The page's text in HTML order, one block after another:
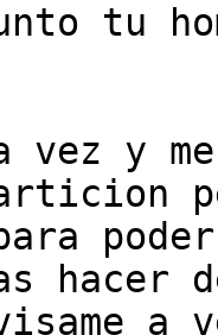
tu
y
hacer